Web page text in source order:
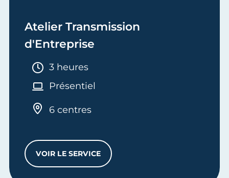
Atelier Transmission
d'Entreprise
Durée :
3 heures
Présentiel
6 centres
VOIR LE SERVICEATELIER TRANSMISSION D'ENTREPRISE